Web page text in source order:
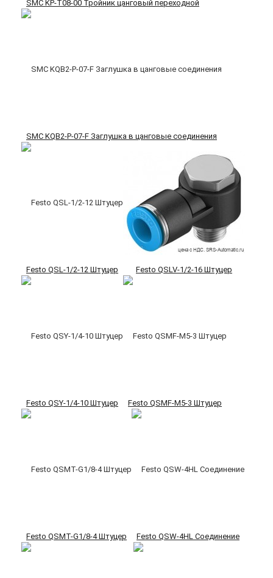
SMC KP-T08-00 Тройник цанговый переходной
SMC KQB2-P-07-F Заглушка в цанговые соединения
Festo QSL-1/2-12 Штуцер Festo QSLV-1/2-16 Штуцер
Festo QSY-1/4-10 Штуцер Festo QSMF-M5-3 Штуцер
Festo QSMT-G1/8-4 Штуцер Festo QSW-4HL Соединение